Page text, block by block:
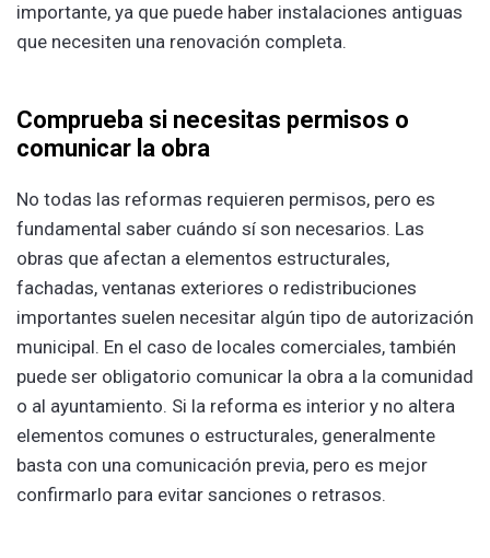
importante, ya que puede haber instalaciones antiguas
que necesiten una renovación completa.
Comprueba si necesitas permisos o
comunicar la obra
No todas las reformas requieren permisos, pero es
fundamental saber cuándo sí son necesarios. Las
obras que afectan a elementos estructurales,
fachadas, ventanas exteriores o redistribuciones
importantes suelen necesitar algún tipo de autorización
municipal. En el caso de locales comerciales, también
puede ser obligatorio comunicar la obra a la comunidad
o al ayuntamiento. Si la reforma es interior y no altera
elementos comunes o estructurales, generalmente
basta con una comunicación previa, pero es mejor
confirmarlo para evitar sanciones o retrasos.